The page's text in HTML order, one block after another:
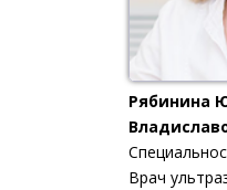
Рябинина
Врач